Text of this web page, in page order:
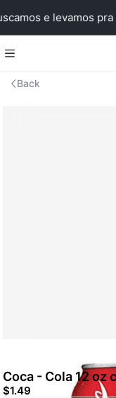
e levamos pra
Back
Coca - Cola 12 oz
$1.49